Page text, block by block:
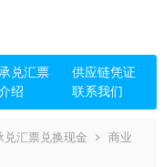
兑汇票
供应链凭证
绍 联系我们
兑汇票兑换现金
商业